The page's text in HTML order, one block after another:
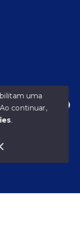
para te ajudar.
- Todos os
uma
Ao continuar,
.